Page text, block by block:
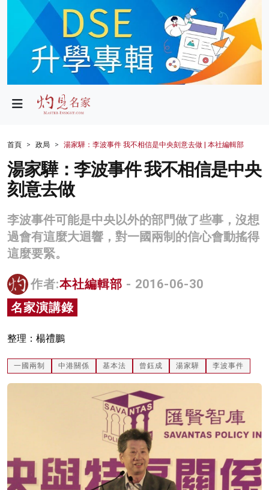
政局
財經
生活
健康
商業
科技
影片
名家榜
灼見活動
關於我們
首頁 政局 湯家驊：李波事件 我不相信是中央刻意去做 | 本社編輯部
湯家驊：李波事件 我不相信是中央
刻意去做
李波事件可能是中央以外的部門做了些事，沒想
過會有這麼大迴響，對一國兩制的信心會動搖得
這麼要緊。
作者:本社編輯部 - 2016-06-30
名家演講錄
整理：楊禮鵬
一國兩制 中港關係 基本法 曾鈺成 湯家驊 李波事件